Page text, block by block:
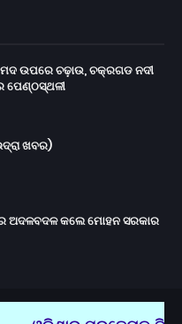
ମଦ ଉପରେ ଚଢ଼ାଉ, ଚକ୍ରଗଡ ନଦୀ
ପେଣ୍ଠସ୍ଥଳୀ
ଖବର)
ଅଦଳବଦଳ କଲେ ମୋହନ ସରକାର